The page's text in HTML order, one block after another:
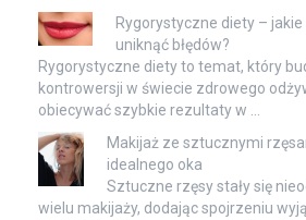
Rygorystyczne diety –
uniknąć błędów?
Rygorystyczne diety to temat, który
kontrowersji w świecie zdrowego
obiecywać szybkie rezultaty w …
Makijaż ze sztucznymi
idealnego oka
Sztuczne rzęsy stały się
wielu makijaży, dodając spojrzeniu